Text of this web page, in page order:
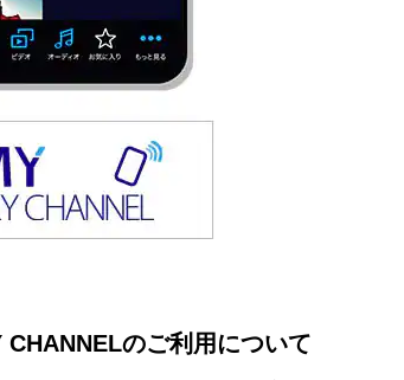
CHANNELのご利用について